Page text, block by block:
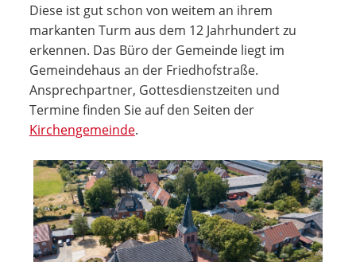
Diese ist gut schon von weitem an ihrem
markanten Turm aus dem 12 Jahrhundert zu
erkennen. Das Büro der Gemeinde liegt im
Gemeindehaus an der Friedhofstraße.
Ansprechpartner, Gottesdienstzeiten und
Termine finden Sie auf den Seiten der
Kirchengemeinde.